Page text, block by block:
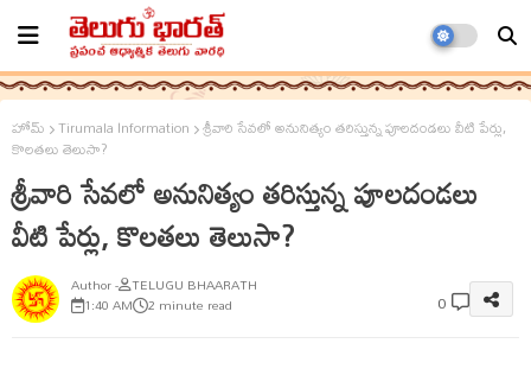
హోమ్ Tirumala Information శ్రీవారి సేవలో అనునిత్యం తరిస్తున్న పూలదండలు వీటి పేర్లు,
కొలతలు తెలుసా?
శ్రీవారి సేవలో అనునిత్యం తరిస్తున్న పూలదండలు
వీటి పేర్లు, కొలతలు తెలుసా?
TELUGU BHAARATH
1:40 AM 2 minute read 0